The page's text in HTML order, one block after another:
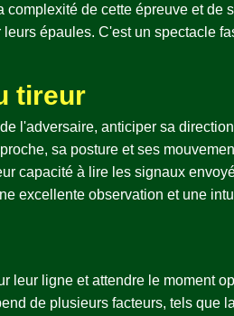
de cette épreuve et de
épaules. C'est un spectacle
tireur
l'adversaire, anticiper sa
sa posture et ses
capacité à lire les signaux
excellente observation et une
leur ligne et attendre le moment
de plusieurs facteurs, tels que